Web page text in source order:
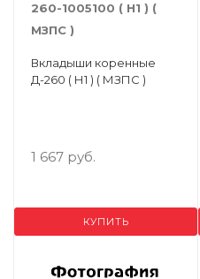
260-1005100 ( Н1 ) (
МЗПС )
Вкладыши коренные
Д-260 ( Н1 ) ( МЗПС )
1 667 руб.
КУПИТЬ